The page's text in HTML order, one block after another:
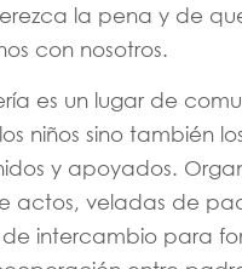
la pena y de
con nosotros.
es un lugar de
niños sino también
y apoyados.
actos, veladas de
intercambio para